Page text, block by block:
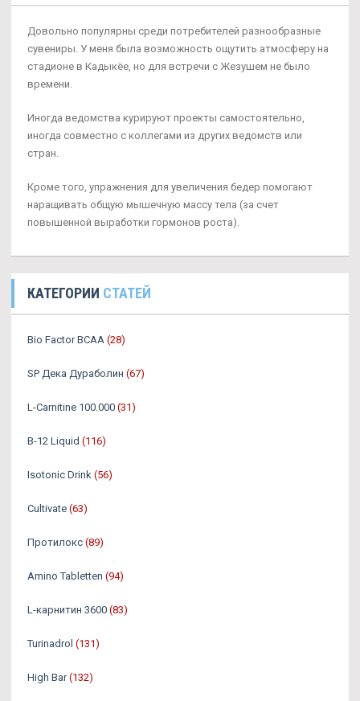
Довольно популярны среди потребителей разнообразные
сувениры. У меня была возможность ощутить атмосферу на
стадионе в Кадыкёе, но для встречи с Жезушем не было
времени.
Иногда ведомства курируют проекты самостоятельно,
иногда совместно с коллегами из других ведомств или
стран.
Кроме того, упражнения для увеличения бедер помогают
наращивать общую мышечную массу тела (за счет
повышенной выработки гормонов роста).
КАТЕГОРИИ СТАТЕЙ
Bio Factor BCAA (28)
SP Дека Дураболин (67)
L-Carnitine 100.000 (31)
B-12 Liquid (116)
Isotonic Drink (56)
Cultivate (63)
Протилокс (89)
Amino Tabletten (94)
L-карнитин 3600 (83)
Turinadrol (131)
High Bar (132)